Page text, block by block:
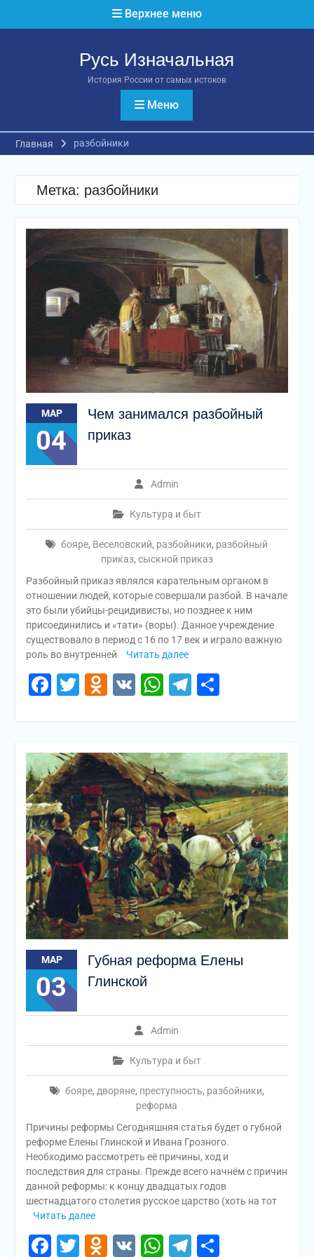
Верхнее меню
Русь Изначальная
История России от самых истоков
Меню
Главная разбойники
Метка: разбойники
МАР
04
Чем занимался разбойный
приказ
Admin
Культура и быт
бояре, Веселовский, разбойники, разбойный
приказ, сыскной приказ
Разбойный приказ являлся карательным органом в
отношении людей, которые совершали разбой. В начале
это были убийцы-рецидивисты, но позднее к ним
присоединились и «тати» (воры). Данное учреждение
существовало в период с 16 по 17 век и играло важную
роль во внутренней
Читать далее
Facebook
Twitter
Odnoklassniki
VKWhatsApp
Telegram
МАР
03
Губная реформа Елены
Глинской
Admin
Культура и быт
бояре, дворяне, преступность, разбойники,
реформа
Причины реформы Сегодняшняя статья будет о губной
реформе Елены Глинской и Ивана Грозного.
Необходимо рассмотреть её причины, ход и
последствия для страны. Прежде всего начнём с причин
данной реформы: к концу двадцатых годов
шестнадцатого столетия русское царство (хоть на тот
Читать далее
Facebook
Twitter
Odnoklassniki
VKWhatsApp
Telegram